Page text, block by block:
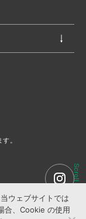
Scroll
。
ウェブサイトでは
合、Cookie の使用